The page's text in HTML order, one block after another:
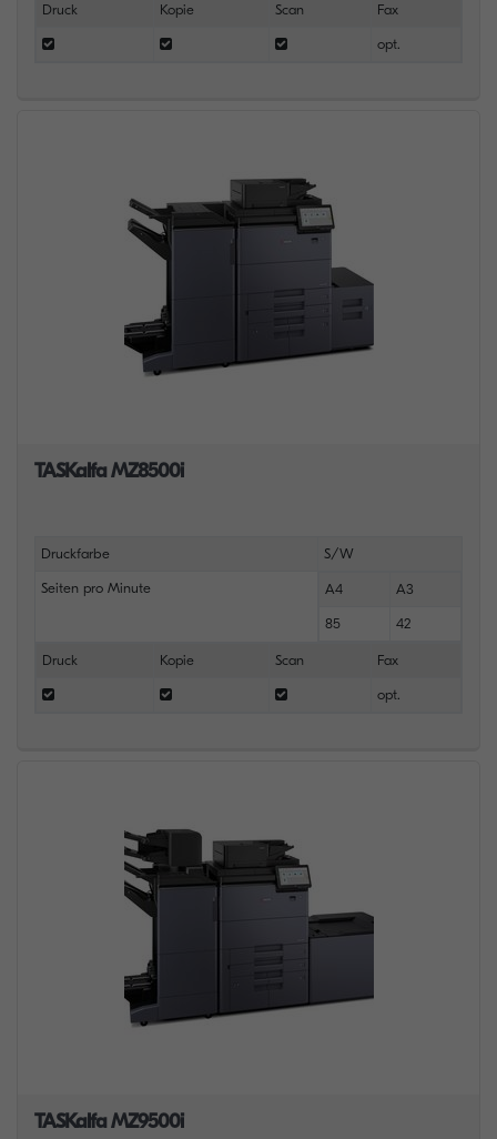
Druck Kopie Scan Fax
opt.
TASKalfa MZ8500i
Druckfarbe S/W
Seiten pro Minute A4 A3
85 42
Druck Kopie Scan Fax
opt.
TASKalfa MZ9500i